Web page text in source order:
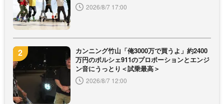
2026/8/7 17:00
カンニング竹山「俺3000万で買うよ」約2400
万円のポルシェ911のプロポーションとエンジ
ン音にうっとり＜試乗最高＞
2026/8/7 12:00